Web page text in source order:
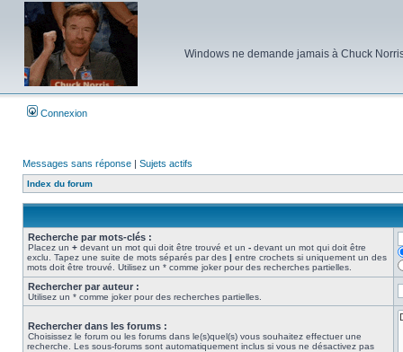
Windows ne demande jamais à Chuck
Connexion
Messages sans réponse | Sujets actifs
Index du forum
Recherche par mots-clés :
Placez un + devant un mot qui doit être trouvé et un - devant un mot qui doit être
exclu. Tapez une suite de mots séparés par des | entre crochets si uniquement un des
mots doit être trouvé. Utilisez un * comme joker pour des recherches partielles.
Rechercher par auteur :
Utilisez un * comme joker pour des recherches partielles.
Rechercher dans les forums :
Choisissez le forum ou les forums dans le(s)quel(s) vous souhaitez effectuer une
recherche. Les sous-forums sont automatiquement inclus si vous ne désactivez pas